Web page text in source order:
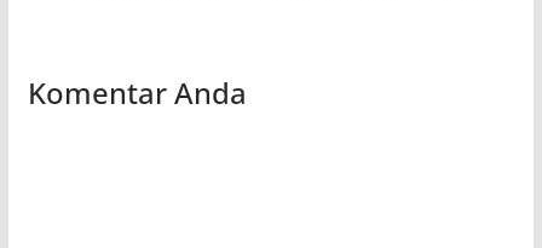
Komentar Anda